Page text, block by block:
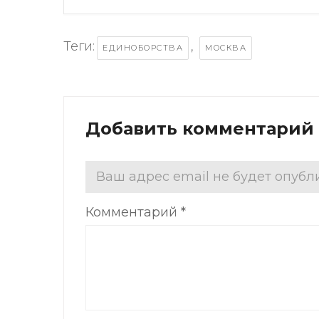
Теги: ЕДИНОБОРСТВА , МОСКВА
Добавить комментарий
Ваш адрес email не будет
Комментарий *